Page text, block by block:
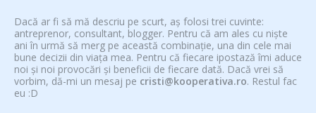
Dacă ar fi să mă descriu pe scurt, aș folosi trei cuvinte:
antreprenor, consultant, blogger. Pentru că am ales cu niște
ani în urmă să merg pe această combinație, una din cele mai
bune decizii din viața mea. Pentru că fiecare ipostază îmi aduce
noi și noi provocări și beneficii de fiecare dată. Dacă vrei să
vorbim, dă-mi un mesaj pe cristi@kooperativa.ro. Restul fac
eu :D